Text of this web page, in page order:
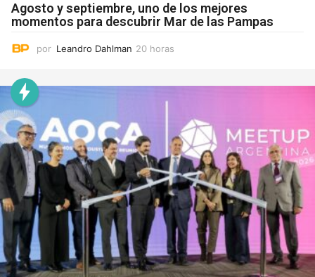
Agosto y septiembre, uno de los mejores
momentos para descubrir Mar de las Pampas
por Leandro Dahlman 20 horas
o